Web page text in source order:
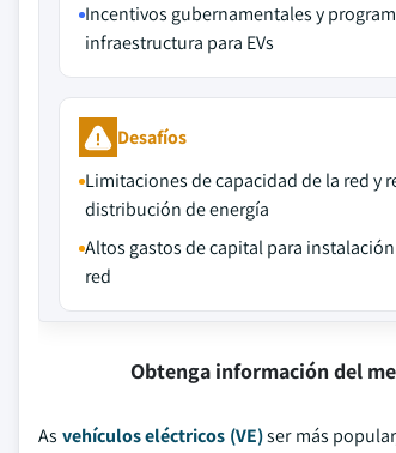
Incentivos gubernamentales y
infraestructura para EVs
Desafíos
Limitaciones de capacidad de la red y
distribución de energía
Altos gastos de capital para
red
Obtenga información del
As vehículos eléctricos (VE)ser más